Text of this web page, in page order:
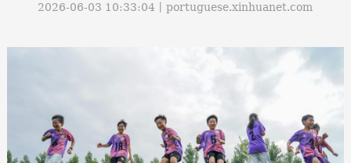
2026-06-03 10:33:04丨portuguese.xinhuanet.com